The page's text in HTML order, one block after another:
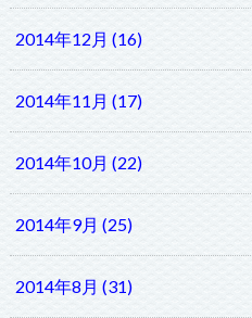
2014年12月 (16)
2014年11月 (17)
2014年10月 (22)
2014年9月 (25)
2014年8月 (31)